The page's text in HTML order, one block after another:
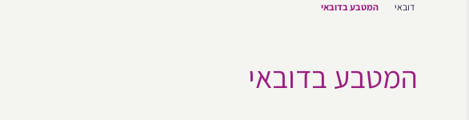
דובאי המטבע בדובאי
המטבע בדובאי